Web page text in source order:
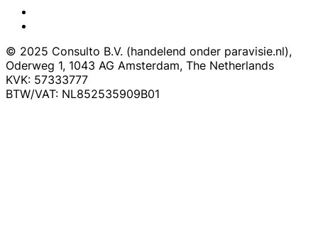
© 2025 Consulto B.V. (handelend onder paravisie.nl),
Oderweg 1, 1043 AG Amsterdam, The Netherlands
KVK: 57333777
BTW/VAT: NL852535909B01